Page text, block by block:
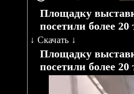
Площадку
посетили более
↓ Скачать ↓
Площадку
посетили более